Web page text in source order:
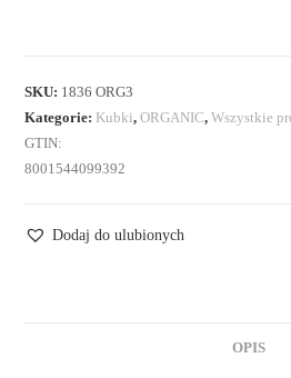
SKU: 1836 ORG3
Kategorie: Kubki,ORGANIC,Wszystkie
GTIN:
8001544099392
Dodaj do ulubionych
OPIS